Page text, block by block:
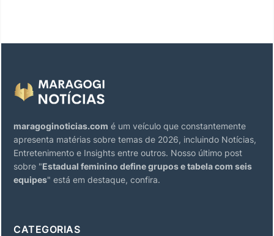
maragoginoticias.com é um veículo que constantemente
apresenta matérias sobre temas de 2026, incluindo Notícias,
Entretenimento e Insights entre outros. Nosso último post
sobre "Estadual feminino define grupos e tabela com seis
equipes" está em destaque, confira.
CATEGORIAS